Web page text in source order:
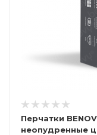
Перчатки
неопудренные